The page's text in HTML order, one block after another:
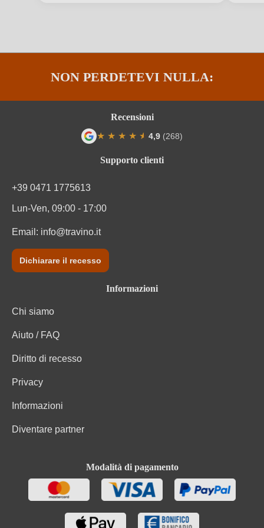
Regione Campania
Residuo zuccherino
Tipo di vino
Varietà di uva
NON PERDETEVI NULLA:
Supporto clienti
+39 0471 1775613
Lun-Ven, 09:00 - 17:00
Email: info@travino.it
Dichiarare il recesso
Informazioni
Chi siamo
Aiuto / FAQ
Diritto di recesso
Privacy
Informazioni
Diventare partner
Modalità di pagamento
Recensioni
★ ★ ★ ★ ★
★ 4,9 (268)